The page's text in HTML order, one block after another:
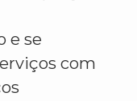
e se
com